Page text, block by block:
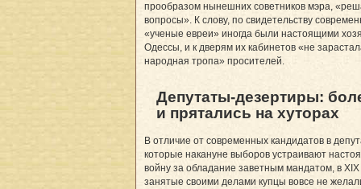
прообразом нынешних советников мэра,
вопросы». К слову, по свидетельству
«ученые евреи» иногда были настоящими
Одессы, и к дверям их кабинетов «не
народная тропа» просителей.
Депутаты-дезертиры:
и прятались на хуторах
В отличие от современных кандидатов в
которые накануне выборов устраивают
войну за обладание заветным мандатом, в XIX
занятые своими делами купцы вовсе не